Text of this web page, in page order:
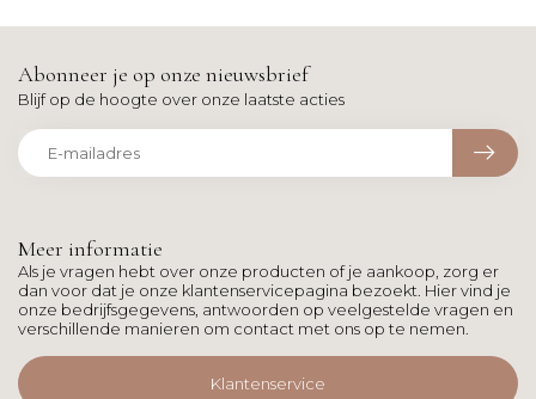
Meer informatie
Als je vragen hebt over onze producten of je aankoop, zorg er
dan voor dat je onze klantenservicepagina bezoekt. Hier vind je
onze bedrijfsgegevens, antwoorden op veelgestelde vragen en
verschillende manieren om contact met ons op te nemen.
Klantenservice
Abonneer je op onze nieuwsbrief
Blijf op de hoogte over onze laatste acties